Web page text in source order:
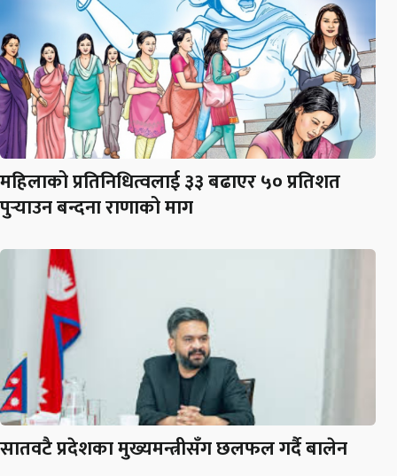
महिलाको प्रतिनिधित्वलाई ३३ बढाएर ५० प्रतिशत
पुर्‍याउन बन्दना राणाको माग
सातवटै प्रदेशका मुख्यमन्त्रीसँग छलफल गर्दै बालेन